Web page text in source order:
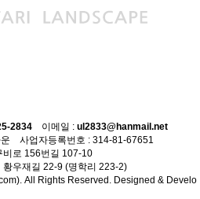
2834 이메일 : ul2833@hanmail.net
사업자등록번호 : 314-81-67651
비로 156번길 107-10
우재길 22-9 (명학리 223-2)
All Rights Reserved. Designed & Develo